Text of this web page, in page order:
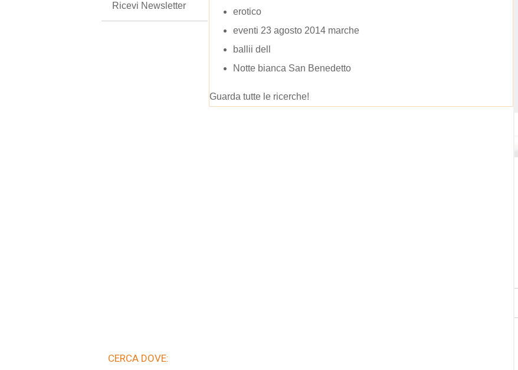
erotico
eventi 23 agosto 2014 marche
ballii dell
Notte bianca San Benedetto
Guarda tutte le ricerche!
Ricevi Newsletter
CERCA DOVE: